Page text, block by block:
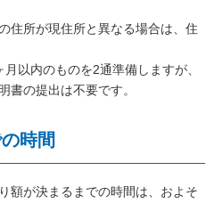
住所が現住所と異なる場合は、住
以内のものを2通準備しますが、
書の提出は不要です。
時間
額が決まるまでの時間は、およそ